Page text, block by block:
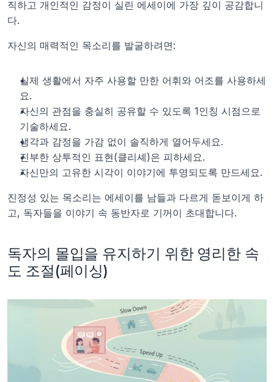
직하고 개인적인 감정이 실린 에세이에 가장 깊이 공감합니
다.
자신의 매력적인 목소리를 발굴하려면:
실제 생활에서 자주 사용할 만한 어휘와 어조를 사용하세
요.
자신의 관점을 충실히 공유할 수 있도록 1인칭 시점으로
기술하세요.
생각과 감정을 가감 없이 솔직하게 열어두세요.
진부한 상투적인 표현(클리셰)은 피하세요.
자신만의 고유한 시각이 이야기에 투영되도록 만드세요.
진정성 있는 목소리는 에세이를 남들과 다르게 돋보이게 하
고, 독자들을 이야기 속 동반자로 기꺼이 초대합니다.
독자의 몰입을 유지하기 위한 영리한 속
도 조절(페이싱)